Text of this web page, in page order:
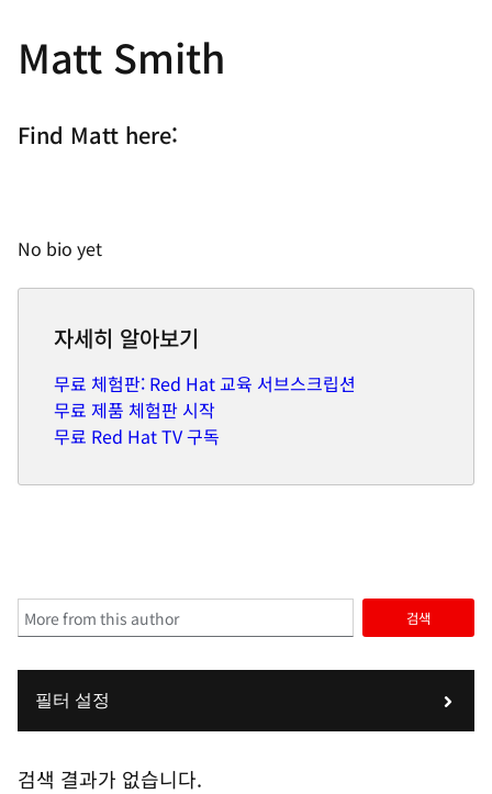
Matt Smith
Find Matt here:
No bio yet
자세히 알아보기
무료 체험판: Red Hat 교육 서브스크립션
무료 제품 체험판 시작
무료 Red Hat TV 구독
검색
필터 설정
검색 결과가 없습니다.